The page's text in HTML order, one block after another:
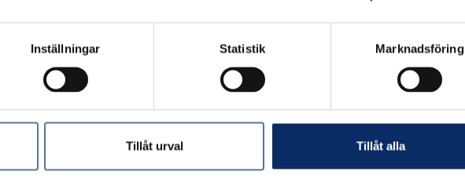
Inställningar Statistik Marknadsföring
Tillåt urval Tillåt alla